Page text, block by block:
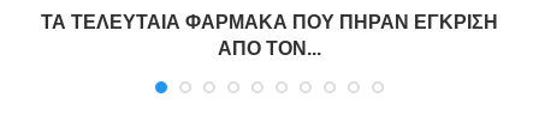
ΤΑ ΤΕΛΕΥΤΑΙΑ ΦΑΡΜΑΚΑ ΠΟΥ ΠΗΡΑΝ ΕΓΚΡΙΣΗ
ΑΠΟ ΤΟΝ...